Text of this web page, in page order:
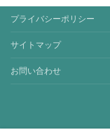
プライバシーポリシー
サイトマップ
お問い合わせ